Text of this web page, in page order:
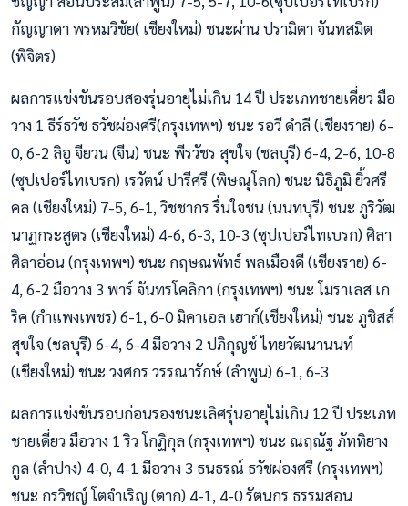
กัญญาดา พรหมวิชัย( เชียงใหม่) ชนะผ่าน ปรามิตา จันทสมิต
(พิจิตร)
ผลการแข่งขันรอบสองรุ่นอายุไม่เกิน 14 ปี ประเภทชายเดี่ยว มือ
วาง 1 ธีร์ธวัช ธวัชผ่องศรี(กรุงเทพฯ) ชนะ รอวี ดำลี (เชียงราย) 6-
0, 6-2 ลิอู จียวน (จีน) ชนะ พีรวัชร สุขใจ (ชลบุรี) 6-4, 2-6, 10-8
(ซุปเปอร์ไทเบรก) เรวัตน์ ปารีศรี (พิษณุโลก) ชนะ นิธิภูมิ ยิ้วศรี
คล (เชียงใหม่) 7-5, 6-1, วิชชากร รื่นใจชน (นนทบุรี) ชนะ ภูริวัฒ
นาฏกระสูตร (เชียงใหม่) 4-6, 6-3, 10-3 (ซุปเปอร์ไทเบรก) ศิลา
ศิลาอ่อน (กรุงเทพฯ) ชนะ กฤษณพัทธ์ พลเมืองดี (เชียงราย) 6-
4, 6-2 มือวาง 3 พาร์ จันทรโคลิกา (กรุงเทพฯ) ชนะ โมราเลส เก
ริค (กำแพงเพชร) 6-1, 6-0 มิคาเอล เฮาก์(เชียงใหม่) ชนะ ภูชิสส์
สุขใจ (ชลบุรี) 6-4, 6-4 มือวาง 2 ปภิกุญช์ ไทยวัฒนานนท์
(เชียงใหม่) ชนะ วงศกร วรรณารักษ์ (ลำพูน) 6-1, 6-3
ผลการแข่งขันรอบก่อนรองชนะเลิศรุ่นอายุไม่เกิน 12 ปี ประเภท
ชายเดี่ยว มือวาง 1 ริว โกฏิกุล (กรุงเทพฯ) ชนะ ณฤณัฐ ภัททิยาง
กูล (ลำปาง) 4-0, 4-1 มือวาง 3 ธนธรณ์ ธวัชผ่องศรี (กรุงเทพฯ)
ชนะ กรวิชญ์ โตจำเริญ (ตาก) 4-1, 4-0 รัตนกร ธรรมสอน